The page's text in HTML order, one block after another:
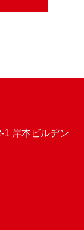
岸本ビルヂン